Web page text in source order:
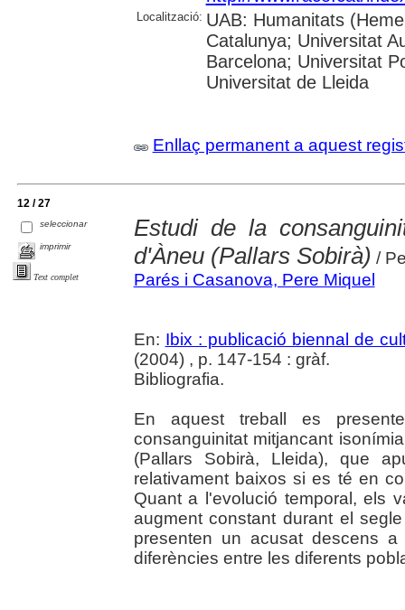
Localització: UAB: Humanitats
Catalunya; Universitat
Barcelona; Universitat
Universitat de Lleida
Enllaç permanent a aquest
12 / 27
seleccionar
imprimir
Text complet
Estudi de la
d'Àneu (Pallars Sobirà) /
Parés i Casanova, Pere Miquel
En: Ibix : publicació biennal de
(2004) , p. 147-154 : gràf.
Bibliografia.
En aquest treball es
consanguinitat mitjancant
(Pallars Sobirà, Lleida), que
relativament baixos si es té en
Quant a l'evolució temporal, els
augment constant durant el
presenten un acusat descens
diferències entre les diferents